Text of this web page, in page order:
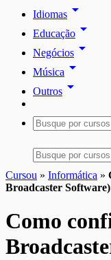
Idiomas arrow_drop_down
Educação arrow_drop_down
Negócios arrow_drop_down
Música arrow_drop_down
Outros arrow_drop_down
Cursou » Informática »
Broadcaster Software)
Como